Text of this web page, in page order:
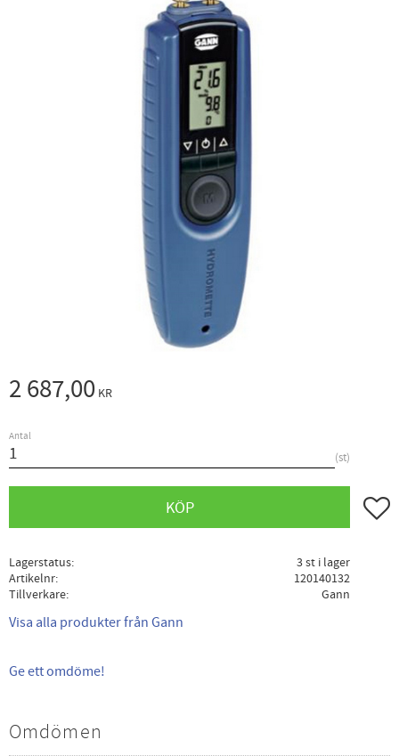
2 687,00 KR
Antal
st
KÖP Lägg
Lagerstatus
3 st i lager
Artikelnr
120140132
Tillverkare
Gann
Visa alla produkter från Gann
Ge ett omdöme!
Omdömen